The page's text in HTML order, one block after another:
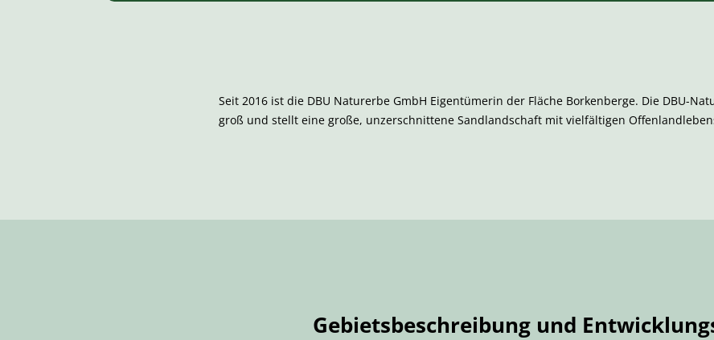
Seit 2016 ist die DBU Naturerbe GmbH Eigentümerin der Fläche Borkenberge. Die DBU-
groß und stellt eine große, unzerschnittene Sandlandschaft mit vielfältigen
Gebietsbeschreibung und